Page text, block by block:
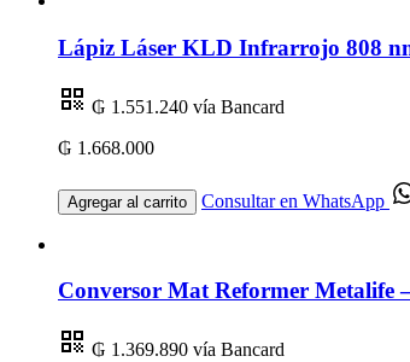
Lápiz Láser KLD Infrarrojo 808
₲ 1.551.240 vía Bancard
₲ 1.668.000
Agregar al carrito Consultar en WhatsApp
Conversor Mat Reformer Metalife
₲ 1.369.890 vía Bancard